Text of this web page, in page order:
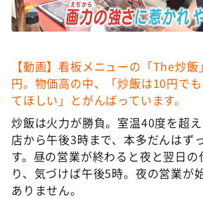
【動画】看板メニューの「The炒
円。物価高の中、「炒飯は10円で
てほしい」とがんばっています。
炒飯は火力が勝負。室温40度を超
店から午後3時まで、本多だんはず
す。昼の営業が終わると夜と翌日
り、気づけば午後5時。夜の営業が
ありません。